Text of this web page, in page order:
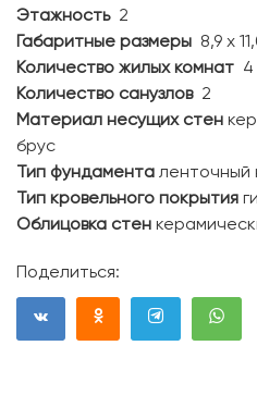
Этажность2
Габаритные размеры 8,9 х
Количество жилых комнат 4
Количество санузлов2
Материал несущих стен
брус
Тип фундамента ленточный
Тип кровельного покрытия
Облицовка стен
Поделиться: